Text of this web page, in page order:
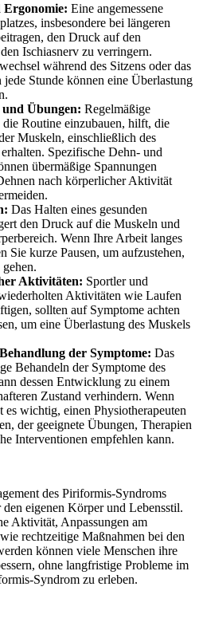
Eine angemessene
insbesondere bei längeren
den Druck auf den
Ischiasnerv zu verringern.
während des Sitzens oder das
Stunde können eine Überlastung
Übungen: Regelmäßige
Routine einzubauen, hilft, die
Muskeln, einschließlich des
Spezifische Dehn- und
übermäßige Spannungen
nach körperlicher Aktivität
Das Halten eines gesunden
den Druck auf die Muskeln und
Wenn Ihre Arbeit langes
Sie kurze Pausen, um aufzustehen,
Aktivitäten: Sportler und
Aktivitäten wie Laufen
sollten auf Symptome achten
um eine Überlastung des Muskels
der Symptome: Das
Behandeln der Symptome des
dessen Entwicklung zu einem
Zustand verhindern. Wenn
es wichtig, einen Physiotherapeuten
der geeignete Übungen, Therapien
Interventionen empfehlen kann.
des Piriformis-Syndroms
eigenen Körper und Lebensstil.
Aktivität, Anpassungen am
rechtzeitige Maßnahmen bei den
können viele Menschen ihre
ohne langfristige Probleme im
Syndrom zu erleben.